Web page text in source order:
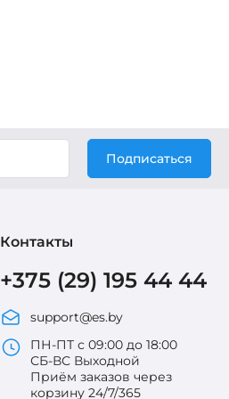
Подписаться
Контакты
+375 (29) 195 44 44
support@es.by
ПН-ПТ с 09:00 до 18:00
СБ-ВС Выходной
Приём заказов через
корзину 24/7/365